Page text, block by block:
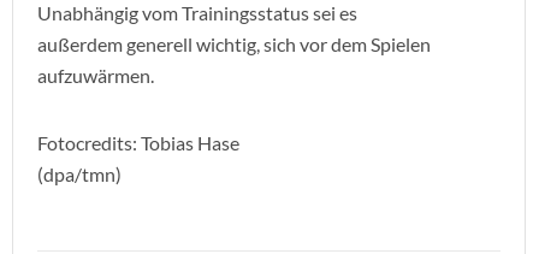
Unabhängig vom Trainingsstatus sei es
außerdem generell wichtig, sich vor dem Spielen
aufzuwärmen.
Fotocredits: Tobias Hase
(dpa/tmn)